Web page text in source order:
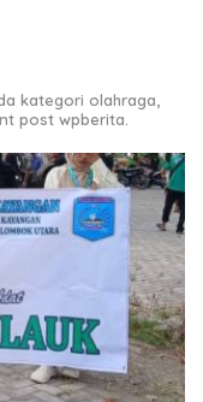
kategori olahraga,
post wpberita.